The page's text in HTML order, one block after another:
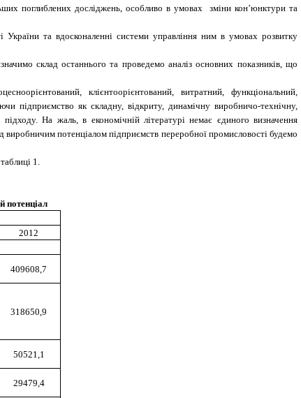
поглиблених досліджень, особливо в умовах зміни кон’юнктури та
та вдосконаленні системи управління ним в умовах розвитку
склад останнього та проведемо аналіз основних показників, що
клієнтоорієнтований, витратний, функціональний,
підприємство як складну, відкриту, динамічну виробничо-технічну,
На жаль, в економічній літературі немає єдиного визначення
потенціалом підприємств переробної промисловості будемо
1.
потенціал
2012
409608,7
318650,9
50521,1
29479,4